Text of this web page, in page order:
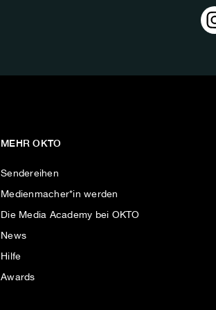
MEHR OKTO
Sendereihen
Medienmacher*in werden
Die Media Academy bei OKTO
News
Hilfe
Awards